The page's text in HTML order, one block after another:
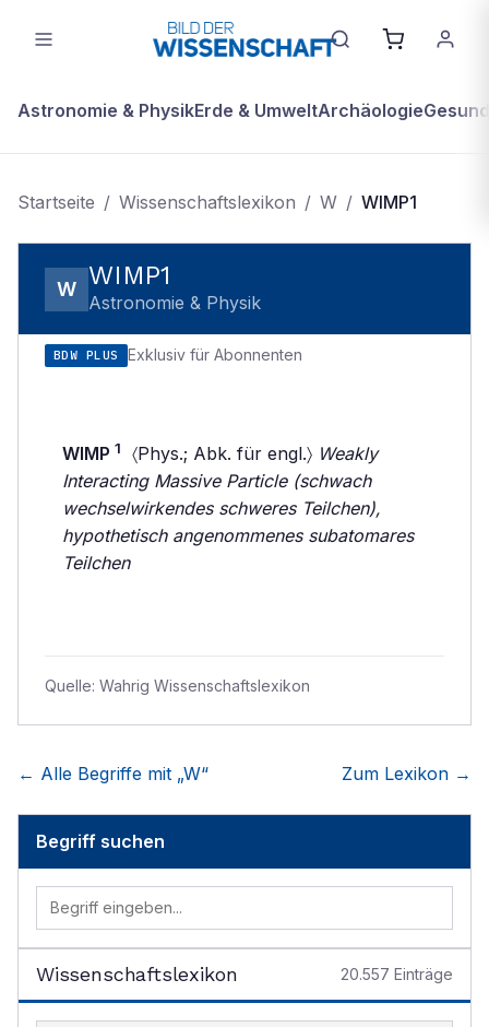
Astronomie & PhysikErde & UmweltArchäologie
Startseite / Wissenschaftslexikon / W / WIMP1
W WIMP1
Astronomie & Physik
BDW PLUS Exklusiv für Abonnenten
WIMP 1 〈Phys.; Abk. für engl.〉 Weakly
Interacting Massive Particle (schwach
wechselwirkendes schweres Teilchen),
hypothetisch angenommenes subatomares
Teilchen
Quelle: Wahrig Wissenschaftslexikon
← Alle Begriffe mit „W“ Zum Lexikon →
Begriff suchen
Wissenschaftslexikon 20.557 Einträge